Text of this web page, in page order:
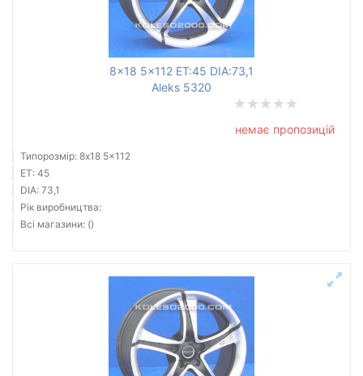
8x18 5x112 ET:45 DIA:73,1
Aleks 5320
немає пропозицій
Типорозмір: 8x18 5x112
ET: 45
DIA: 73,1
Рік виробництва:
Всі магазини: ()